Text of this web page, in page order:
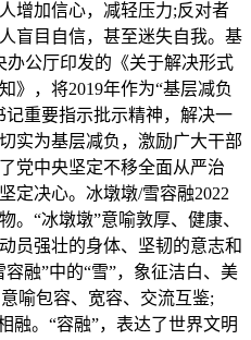
增加信心，减轻压力;反对者
盲目自信，甚至迷失自我。基
办公厅印发的《关于解决形式
》，将2019年作为“基层减负
重要指示批示精神，解决一
实为基层减负，激励广大干部
党中央坚定不移全面从严治
定决心。冰墩墩/雪容融2022
。“冰墩墩”意喻敦厚、健康、
员强壮的身体、坚韧的意志和
融”中的“雪”，象征洁白、美
喻包容、宽容、交流互鉴;
融。“容融”，表达了世界文明